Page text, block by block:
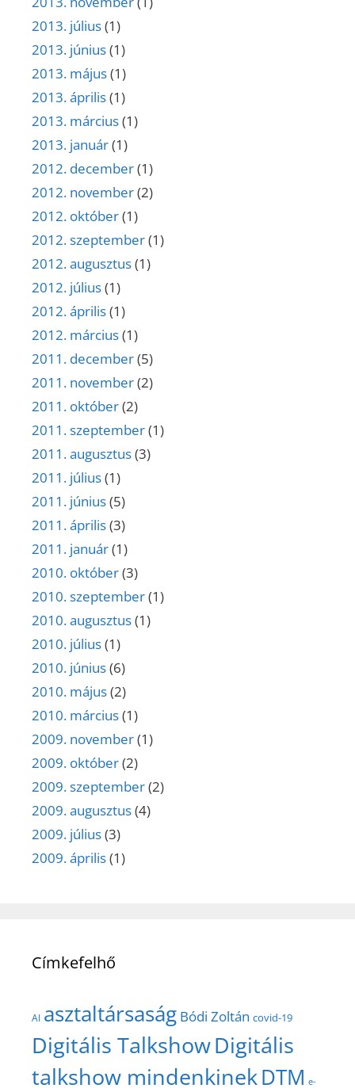
2013. július(1)
2013. június(1)
2013. május(1)
2013. április(1)
2013. március(1)
2013. január(1)
2012. december(1)
2012. november(2)
2012. október(1)
2012. szeptember(1)
2012. augusztus(1)
2012. július(1)
2012. április(1)
2012. március(1)
2011. december(5)
2011. november(2)
2011. október(2)
2011. szeptember(1)
2011. augusztus(3)
2011. július(1)
2011. június(5)
2011. április(3)
2011. január(1)
2010. október(3)
2010. szeptember(1)
2010. augusztus(1)
2010. július(1)
2010. június(6)
2010. május(2)
2010. március(1)
2009. november(1)
2009. október(2)
2009. szeptember(2)
2009. augusztus(4)
2009. július(3)
2009. április(1)
Címkefelhő
AI asztaltársaság Bódi Zoltán covid-19
Digitális TalkshowDigitális
talkshow mindenkinekDTM e-